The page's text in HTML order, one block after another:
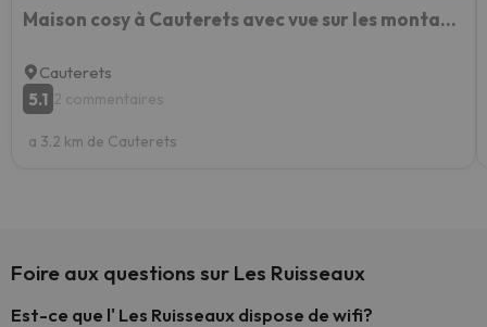
Maison cosy à Cauterets avec vue sur les montagnes et jardin
Cauterets
5.1 2 commentaires
a 3.2 km de Cauterets
Foire aux questions sur Les Ruisseaux
Est-ce que l' Les Ruisseaux dispose de wifi?